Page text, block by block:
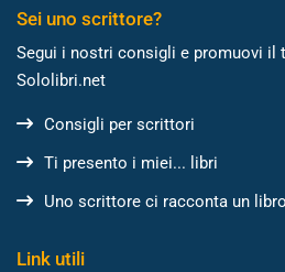
Sei uno scrittore?
Segui i nostri consigli e promuovi il
Sololibri.net
Consigli per scrittori
Ti presento i miei... libri
Uno scrittore ci racconta un libro
Link utili